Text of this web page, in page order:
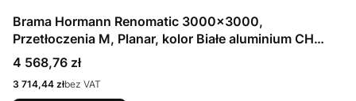
Brama Hormann Renomatic 3000x3000,
Przetłoczenia M, Planar, kolor Białe aluminium CH
9006 Matt deluxe + Prowadzenie N
Cena
4 568,76 zł
Cena
3 714,44 złbez VAT